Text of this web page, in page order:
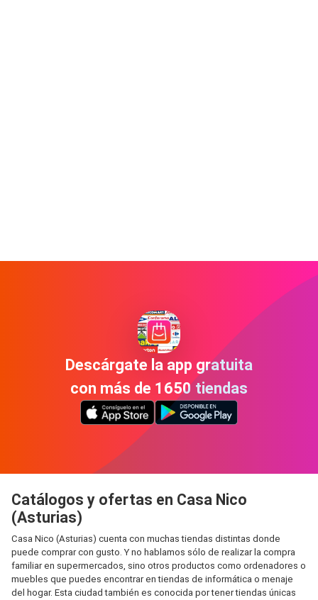
Descárgate la app gratuita
con más de 1650 tiendas
Catálogos y ofertas en Casa Nico
(Asturias)
Casa Nico (Asturias) cuenta con muchas tiendas distintas donde
puede comprar con gusto. Y no hablamos sólo de realizar la compra
familiar en supermercados, sino otros productos como ordenadores o
muebles que puedes encontrar en tiendas de informática o menaje
del hogar. Esta ciudad también es conocida por tener tiendas únicas